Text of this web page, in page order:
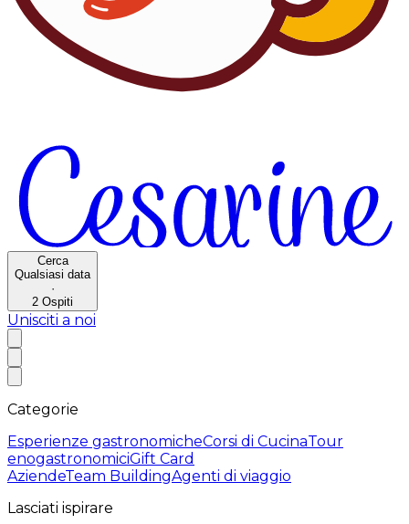
Cerca
Qualsiasi data
·
2 Ospiti
Unisciti a noi
Categorie
Esperienze gastronomicheCorsi di CucinaTour
enogastronomiciGift Card
AziendeTeam BuildingAgenti di viaggio
Lasciati ispirare